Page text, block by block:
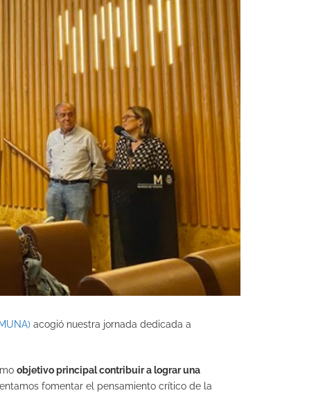
acogió nuestra jornada dedicada a
objetivo principal contribuir a lograr una
fomentar el pensamiento crítico de la